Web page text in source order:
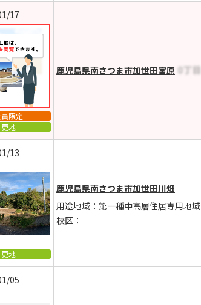
17
限定
更地
鹿児島県南さつま市加世田宮原
13
更地
鹿児島県南さつま市加世田川畑
用途地域：第一種中高層住居専用地域
校区：
05